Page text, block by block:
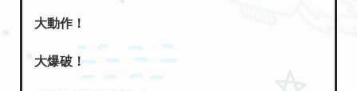
大動作！
大爆破！